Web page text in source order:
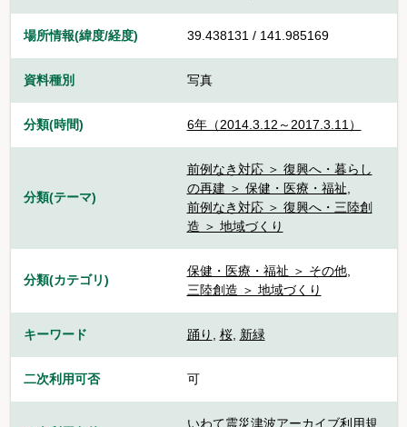
場所情報(緯度/経度) 39.438131 / 141.985169
資料種別 写真
分類(時間) 6年（2014.3.12～2017.3.11）
分類(テーマ)
前例なき対応 ＞ 復興へ・暮らし
の再建 ＞ 保健・医療・福祉,
前例なき対応 ＞ 復興へ・三陸創
造 ＞ 地域づくり
分類(カテゴリ)
保健・医療・福祉 ＞ その他,
三陸創造 ＞ 地域づくり
キーワード 踊り , 桜, 新緑
二次利用可否 可
いわて震災津波アーカイブ利用規